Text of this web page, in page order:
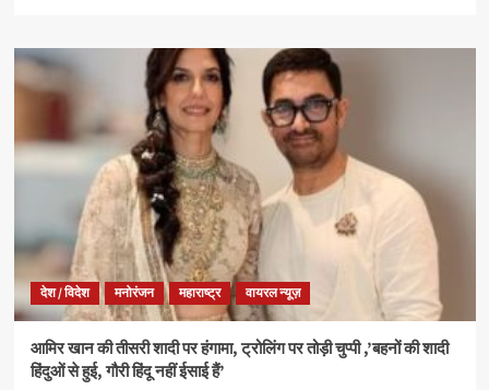
देश / विदेश मनोरंजन महाराष्ट्र वायरल न्यूज़
आमिर खान की तीसरी शादी पर हंगामा, ट्रोलिंग पर तोड़ी चुप्पी ,’बहनों की शादी
हिंदुओं से हुई, गौरी हिंदू नहीं ईसाई हैं’